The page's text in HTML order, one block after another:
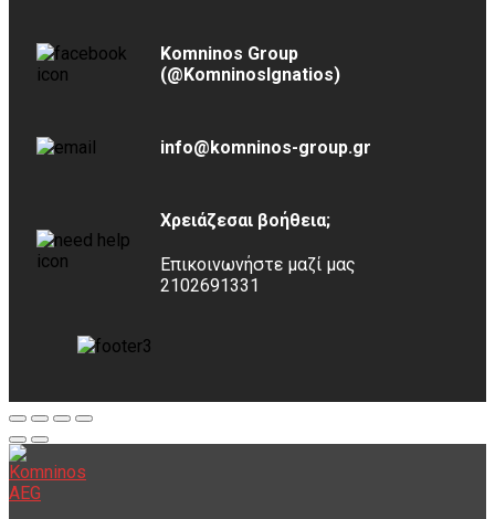
Komninos Group
(@KomninosIgnatios)
info@komninos-group.gr
Χρειάζεσαι βοήθεια;
Επικοινωνήστε μαζί μας
2102691331